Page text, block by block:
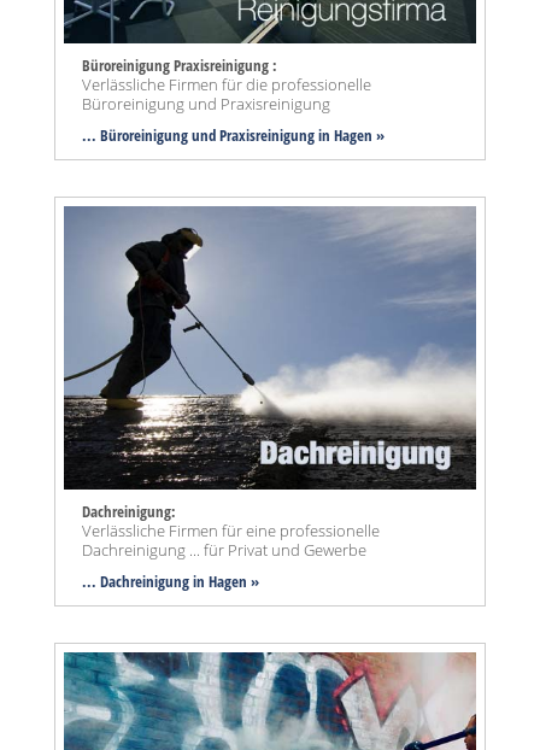
Büroreinigung Praxisreinigung :
Verlässliche Firmen für die professionelle
Büroreinigung und Praxisreinigung
... Büroreinigung und Praxisreinigung in Hagen »
Dachreinigung:
Verlässliche Firmen für eine professionelle
Dachreinigung ... für Privat und Gewerbe
... Dachreinigung in Hagen »